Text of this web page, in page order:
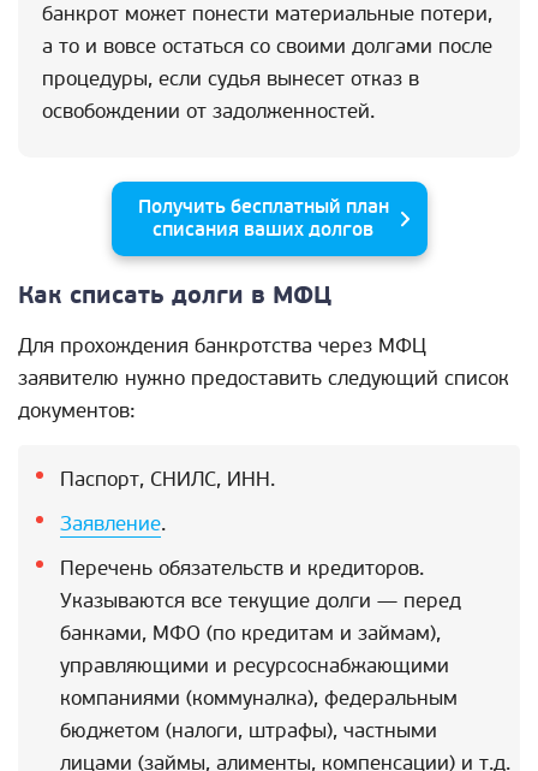
банкрот может понести материальные потери,
а то и вовсе остаться со своими долгами после
процедуры, если судья вынесет отказ в
освобождении от задолженностей.
Получить бесплатный план
списания ваших долгов
Как списать долги в МФЦ
Для прохождения банкротства через МФЦ
заявителю нужно предоставить следующий список
документов:
Паспорт, СНИЛС, ИНН.
Заявление.
Перечень обязательств и кредиторов.
Указываются все текущие долги — перед
банками, МФО (по кредитам и займам),
управляющими и ресурсоснабжающими
компаниями (коммуналка), федеральным
бюджетом (налоги, штрафы), частными
лицами (займы, алименты, компенсации) и т.д.